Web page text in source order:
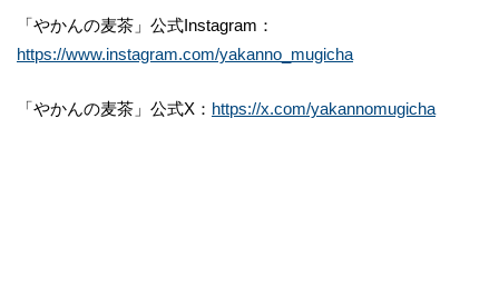
「やかんの麦茶」公式Instagram：
https://www.instagram.com/yakanno_mugicha
「やかんの麦茶」公式X： https://x.com/yakannomugicha